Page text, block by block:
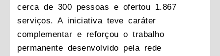
cerca de 300 pessoas e ofertou 1.867
serviços. A iniciativa teve caráter
complementar e reforçou o trabalho
permanente desenvolvido pela rede